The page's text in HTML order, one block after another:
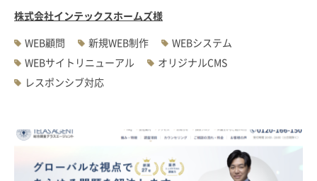
株式会社インテックスホームズ様
WEB顧問
新規WEB制作
WEBシステム
WEBサイトリニューアル
オリジナルCMS
レスポンシブ対応